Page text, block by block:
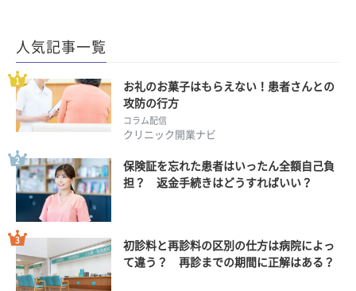
人気記事一覧
お礼のお菓子はもらえない！患者さんとの
攻防の行方
コラム配信
クリニック開業ナビ
保険証を忘れた患者はいったん全額自己負
担？ 返金手続きはどうすればいい？
初診料と再診料の区別の仕方は病院によっ
て違う？ 再診までの期間に正解はある？